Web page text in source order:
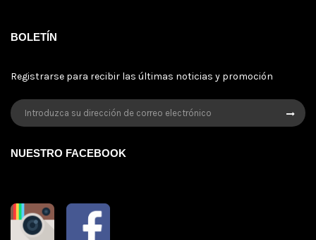
BOLETÍN
Registrarse para recibir las últimas noticias y promoción
NUESTRO FACEBOOK